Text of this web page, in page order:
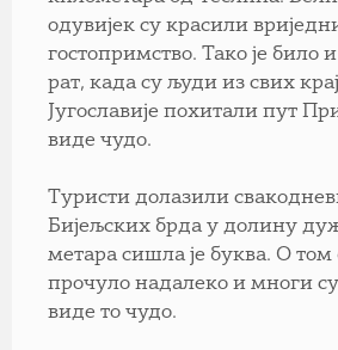
одувијек су красили
гостопримство. Тако је
рат, када су људи из свих
Југославије похитали пут
виде чудо.
Туристи долазили
Бијељских брда у долину
метара сишла је буква. О
прочуло надалеко и многи
виде то чудо.